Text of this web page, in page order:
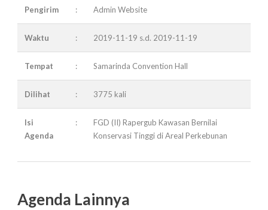
Pengirim : Admin Website
Waktu : 2019-11-19 s.d. 2019-11-19
Tempat : Samarinda Convention Hall
Dilihat : 3775 kali
Isi
Agenda
:
FGD (II) Rapergub Kawasan Bernilai
Konservasi Tinggi di Areal Perkebunan
Agenda Lainnya